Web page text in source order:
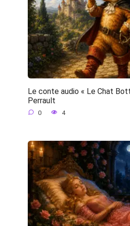
Le conte audio « Le Chat
Perrault
0 4